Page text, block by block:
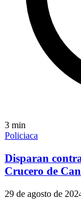
3 min
Policiaca
Disparan
Crucero de
29 de agosto de